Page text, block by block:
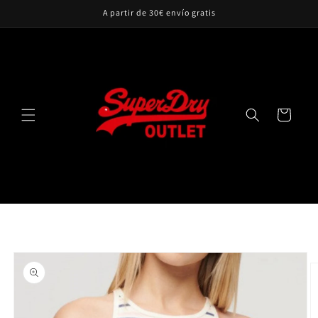
al contenido
A partir de 30€ envío gratis
Carrito
información
del producto